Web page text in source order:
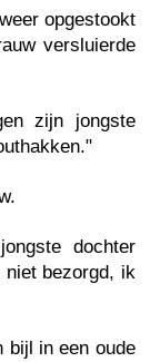
opgestookt
versluierde
zijn jongste
dochter
niet bezorgd, ik
bijl in een oude